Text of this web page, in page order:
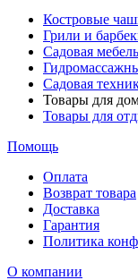
Костровые
Грили и
Садовая мебель
Садовая
Товары для
Товары для
Помощь
Оплата
Возврат товара
Доставка
Гарантия
Политика
О компании